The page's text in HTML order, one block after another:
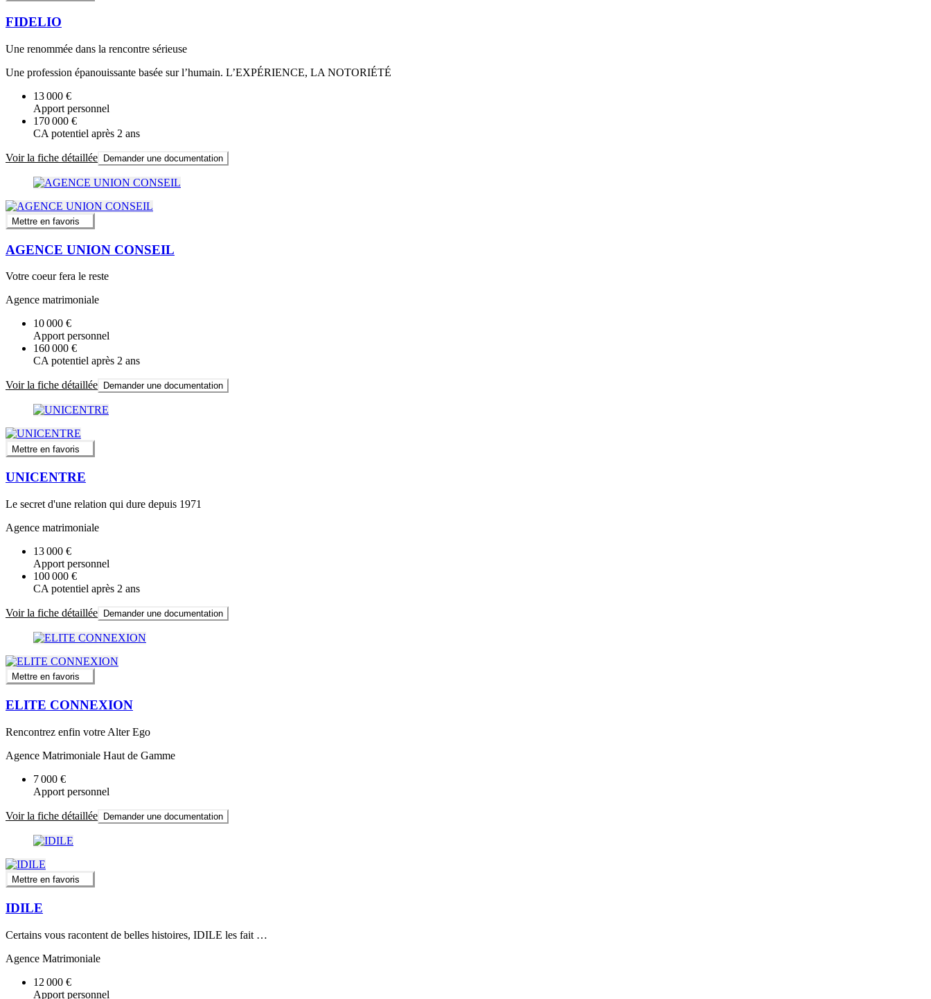
FIDELIO
Une renommée dans la rencontre sérieuse
Une profession épanouissante basée sur l’humain. L’EXPÉRIENCE, LA NOTORIÉTÉ
13 000 €
Apport personnel
170 000 €
CA potentiel après 2 ans
Voir la fiche détaillée Demander une documentation
Mettre en favoris
AGENCE UNION CONSEIL
Votre coeur fera le reste
Agence matrimoniale
10 000 €
Apport personnel
160 000 €
CA potentiel après 2 ans
Voir la fiche détaillée Demander une documentation
Mettre en favoris
UNICENTRE
Le secret d'une relation qui dure depuis 1971
Agence matrimoniale
13 000 €
Apport personnel
100 000 €
CA potentiel après 2 ans
Voir la fiche détaillée Demander une documentation
Mettre en favoris
ELITE CONNEXION
Rencontrez enfin votre Alter Ego
Agence Matrimoniale Haut de Gamme
7 000 €
Apport personnel
Voir la fiche détaillée Demander une documentation
Mettre en favoris
IDILE
Certains vous racontent de belles histoires, IDILE les fait …
Agence Matrimoniale
12 000 €
Apport personnel